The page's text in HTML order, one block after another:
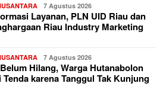
7 Agustus 2026
Layanan, PLN UID Riau dan
Riau Industry Marketing
7 Agustus 2026
Hilang, Warga Hutanabolon
karena Tanggul Tak Kunjung